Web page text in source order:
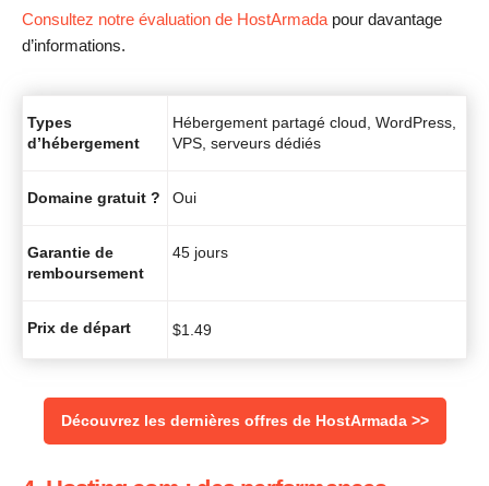
Consultez notre évaluation de HostArmada pour davantage
d’informations.
Types
d’hébergement
Hébergement partagé cloud, WordPress,
VPS, serveurs dédiés
Domaine gratuit ? Oui
Garantie de
remboursement
45 jours
Prix de départ $1.49
Découvrez les dernières offres de HostArmada >>